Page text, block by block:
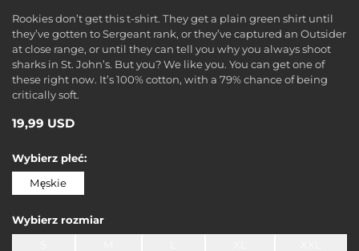
Rookies don’t get this t-shirt. They get a plain green shirt until
they’ve gotten to Sergeant rank, or they’ve captured an Outsider
at close range, or until they can tell you why you always shoot
sharks in St. John’s. But you? We like you. You can get one of
these right now. It’s 100% cotton, with a 79% chance of being
critically soft.
19,99 USD
Wybierz płeć:
Męskie
Wybierz rozmiar